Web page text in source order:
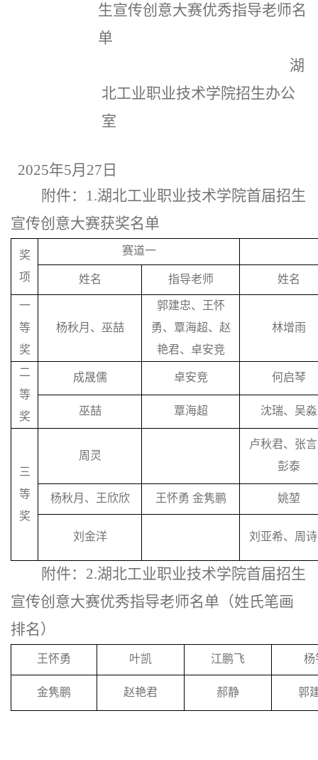
生宣传创意大赛优秀指导老师名
单
湖
北工业职业技术学院招生办公
室
2025年5月 27日
附件： 1.湖北工业职业技术学院首届招生
宣传创意大赛获奖名单
奖
项
赛道一
姓名 指导老师 姓名
一
等
奖
杨秋月、巫喆
郭建忠、王怀
勇、覃海超、赵
艳君、卓安竞
林增雨
二
等
奖
成晟儒 卓安竞 何启琴
巫喆 覃海超 沈瑞、吴淼
三
等
奖
周灵
卢秋君、张
彭泰
杨秋月、王欣欣 王怀勇 金隽鹏 姚堃
刘金洋 刘亚希、周
附件： 2.湖北工业职业技术学院首届招生
宣传创意大赛优秀指导老师名单（姓氏笔画
排名）
王怀勇 叶凯 江鹏飞 杨
金隽鹏 赵艳君 郝静 郭